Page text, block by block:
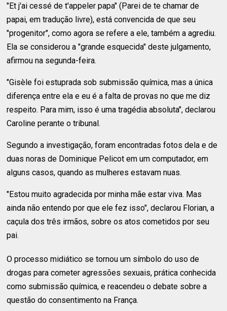
"Et j'ai cessé de t'appeler papa" (Parei de te chamar de
papai, em tradução livre), está convencida de que seu
"progenitor", como agora se refere a ele, também a agrediu.
Ela se considerou a "grande esquecida" deste julgamento,
afirmou na segunda-feira.
"Gisèle foi estuprada sob submissão química, mas a única
diferença entre ela e eu é a falta de provas no que me diz
respeito. Para mim, isso é uma tragédia absoluta", declarou
Caroline perante o tribunal.
Segundo a investigação, foram encontradas fotos dela e de
duas noras de Dominique Pelicot em um computador, em
alguns casos, quando as mulheres estavam nuas.
"Estou muito agradecida por minha mãe estar viva. Mas
ainda não entendo por que ele fez isso", declarou Florian, a
caçula dos três irmãos, sobre os atos cometidos por seu
pai.
O processo midiático se tornou um símbolo do uso de
drogas para cometer agressões sexuais, prática conhecida
como submissão química, e reacendeu o debate sobre a
questão do consentimento na França.